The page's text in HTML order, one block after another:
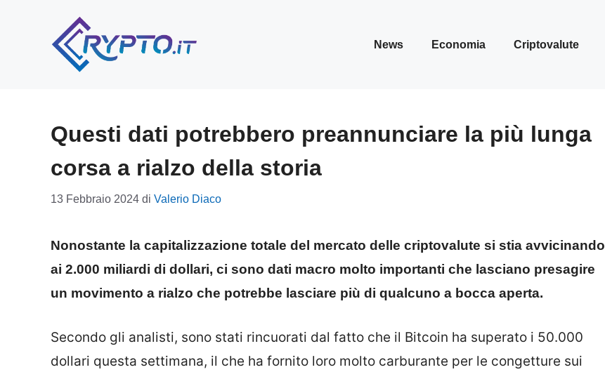
News Economia Criptovalute
Questi dati potrebbero preannunciare la più lunga
corsa a rialzo della storia
13 Febbraio 2024 di Valerio Diaco
Nonostante la capitalizzazione totale del mercato delle criptovalute si stia avvicinando
ai 2.000 miliardi di dollari, ci sono dati macro molto importanti che lasciano presagire
un movimento a rialzo che potrebbe lasciare più di qualcuno a bocca aperta.
Secondo gli analisti, sono stati rincuorati dal fatto che il Bitcoin ha superato i 50.000
dollari questa settimana, il che ha fornito loro molto carburante per le congetture sui